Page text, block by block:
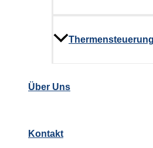
Über Uns
Kontakt